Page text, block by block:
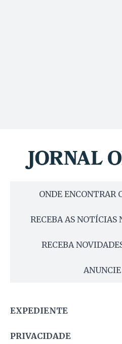
ONDE ENCONTRAR
RECEBA AS NOTÍCIAS
RECEBA
EXPEDIENTE
PRIVACIDADE